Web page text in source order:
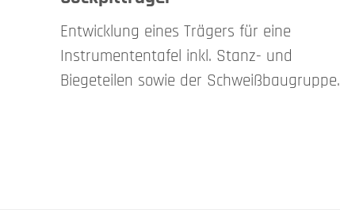
Entwicklung eines Trägers für eine
Instrumententafel inkl. Stanz- und
Biegeteilen sowie der Schweißbaugruppe.